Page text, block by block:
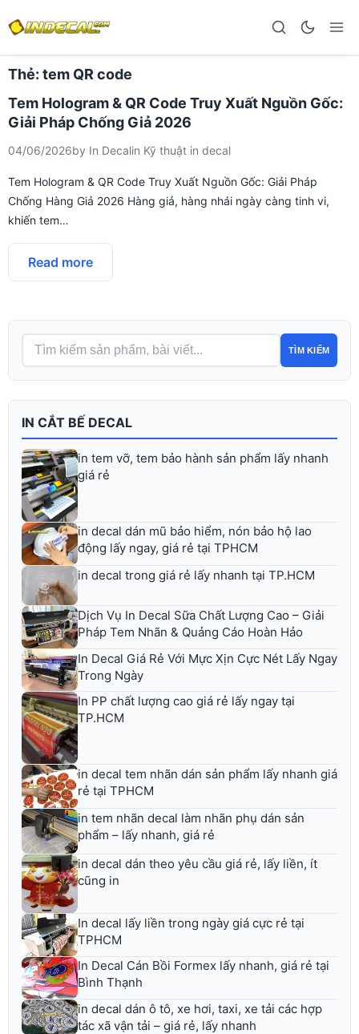
Thẻ: tem QR code
Tem Hologram & QR Code Truy Xuất Nguồn Gốc:
Giải Pháp Chống Giả 2026
04/06/2026by In Decalin Kỹ thuật in decal
Tem Hologram & QR Code Truy Xuất Nguồn Gốc: Giải Pháp
Chống Hàng Giả 2026 Hàng giả, hàng nhái ngày càng tinh vi,
khiến tem…
Read more
TÌM KIẾM
IN CẮT BẾ DECAL
in tem vỡ, tem bảo hành sản phẩm lấy nhanh
giá rẻ
in decal dán mũ bảo hiểm, nón bảo hộ lao
động lấy ngay, giá rẻ tại TPHCM
in decal trong giá rẻ lấy nhanh tại TP.HCM
Dịch Vụ In Decal Sữa Chất Lượng Cao – Giải
Pháp Tem Nhãn & Quảng Cáo Hoàn Hảo
In Decal Giá Rẻ Với Mực Xịn Cực Nét Lấy Ngay
Trong Ngày
In PP chất lượng cao giá rẻ lấy ngay tại
TP.HCM
in decal tem nhãn dán sản phẩm lấy nhanh giá
rẻ tại TPHCM
in tem nhãn decal làm nhãn phụ dán sản
phẩm – lấy nhanh, giá rẻ
in decal dán theo yêu cầu giá rẻ, lấy liền, ít
cũng in
In decal lấy liền trong ngày giá cực rẻ tại
TPHCM
In Decal Cán Bồi Formex lấy nhanh, giá rẻ tại
Bình Thạnh
in decal dán ô tô, xe hơi, taxi, xe tải các hợp
tác xã vận tải – giá rẻ, lấy nhanh